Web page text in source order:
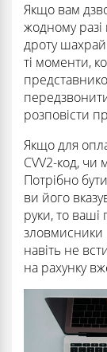
Якщо вам
жодному разі
дроту
ті моменти,
розповісти
Якщо для
CVV2-код,
Потрібно
ви його
руки, то ваші
навіть не
на рахунку